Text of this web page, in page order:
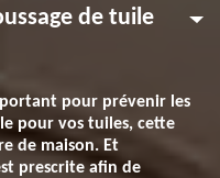
de tuile
pour prévenir les
pour vos tuiles, cette
de maison. Et
prescrite afin de